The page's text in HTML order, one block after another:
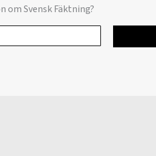
Svensk Fäktning?